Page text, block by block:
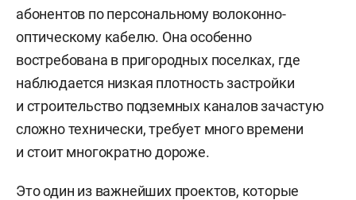
абонентов по персональному волоконно-
оптическому кабелю. Она особенно
востребована в пригородных поселках, где
наблюдается низкая плотность застройки
и строительство подземных каналов зачастую
сложно технически, требует много времени
и стоит многократно дороже.
Это один из важнейших проектов, которые